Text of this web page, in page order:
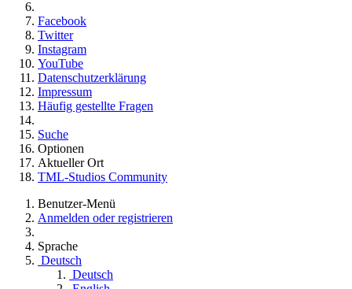
Facebook
Twitter
Instagram
YouTube
Datenschutzerklärung
Impressum
Häufig gestellte Fragen
Suche
Optionen
Aktueller Ort
TML-Studios Community
Benutzer-Menü
Anmelden oder registrieren
Sprache
Deutsch
Deutsch